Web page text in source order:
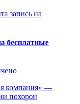
бесплатные